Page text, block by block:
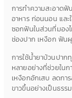
การทำความสะอาด
อาหาร ก่อนนอน แล
ซอกฟันในส่วนที่มอง
ช่องปาก เหงือก ฟัน
การใช้น้ำยาบ้วนปา
หลายอย่างที่ช่วยใน
เหงือกอักเสบ ลดก
ขาวขึ้นอย่างเป็นธรร